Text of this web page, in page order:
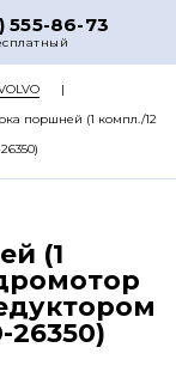
555-86-73
поршней (1 компл./12
(1
26350)